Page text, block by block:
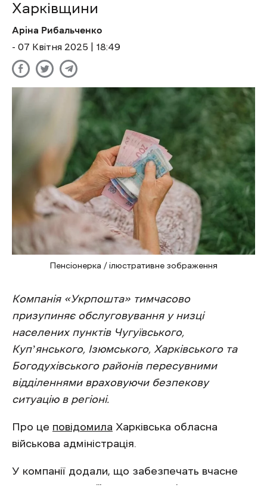
Харківщини
Аріна Рибальченко
- 07 Квітня 2025 | 18:49
Пенсіонерка / ілюстративне зображення
Компанія «Укрпошта» тимчасово
призупиняє обслуговування у низці
населених пунктів Чугуївського,
Купʼянського, Ізюмського, Харківського та
Богодухівського районів пересувними
відділеннями враховуючи безпекову
ситуацію в регіоні.
Про це повідомила Харківська обласна
військова адміністрація.
У компанії додали, що забезпечать вчасне